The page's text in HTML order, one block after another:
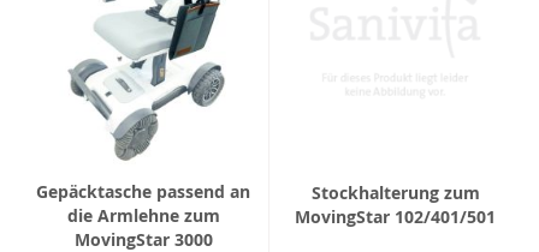
Gepäcktasche passend an
die Armlehne zum
MovingStar 3000
Stockhalterung zum
MovingStar 102/401/501